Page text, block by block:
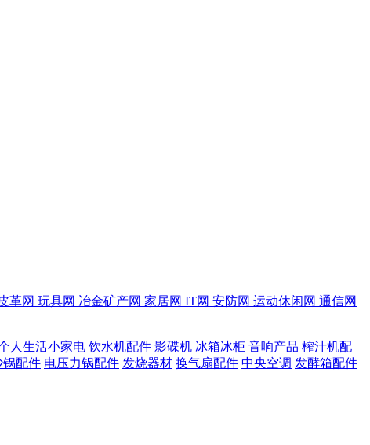
革网 玩具网 冶金矿产网 家居网 IT网 安防网 运动休闲网 通信网
人生活小家电 饮水机配件 影碟机 冰箱冰柜 音响产品 榨汁机配
锅配件 电压力锅配件 发烧器材 换气扇配件 中央空调 发酵箱配件